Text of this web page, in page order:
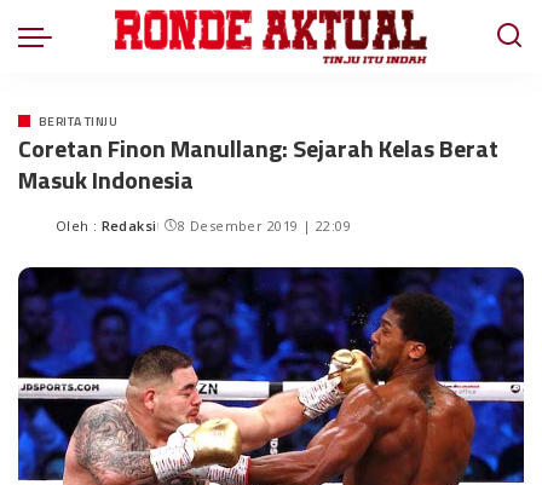
BERITA TINJU
Coretan Finon Manullang: Sejarah Kelas Berat
Masuk Indonesia
Oleh : Redaksi 8 Desember 2019 | 22:09